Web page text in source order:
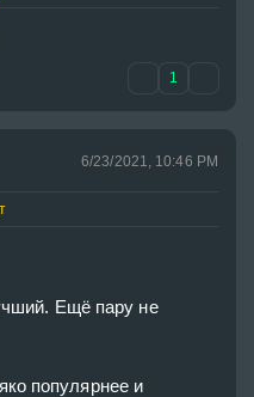
6/23/2021, 10:46 PM
Ещё пару не
популярнее и
1